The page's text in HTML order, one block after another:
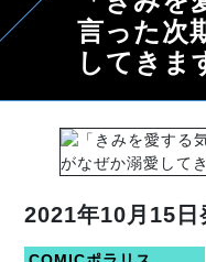
言った次
してきま
2021年10月15日